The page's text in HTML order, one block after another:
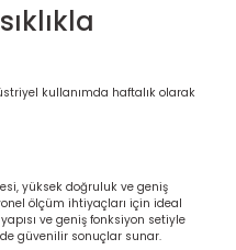
kullanımda haftalık olarak
yüksek doğruluk ve geniş
ölçüm ihtiyaçları için ideal
ve geniş fonksiyon setiyle
güvenilir sonuçlar sunar.